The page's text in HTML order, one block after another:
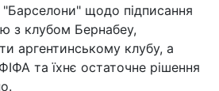
"Барселони" щодо підписання
з клубом Бернабеу,
аргентинському клубу, а
та їхнє остаточне рішення